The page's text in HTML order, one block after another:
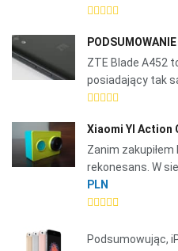
PODSUMOWANIE
ZTE Blade A452
posiadający tak
Xiaomi YI Action
Zanim zakupiłem
rekonesans. W
PLN
Podsumowując,